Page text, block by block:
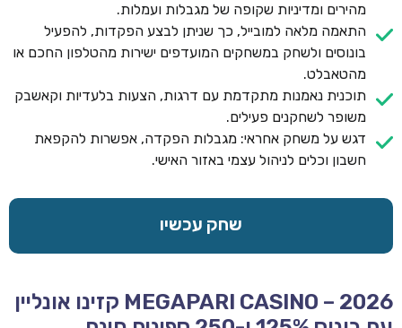
מהירים ומדיניות שקופה של מגבלות ועמלות.
התאמה מלאה למובייל, כך שניתן לבצע הפקדות, להפעיל
בונוסים ולשחק במשחקים המועדפים ישירות מהטלפון החכם או
מהטאבלט.
תוכנית נאמנות מתקדמת עם דרגות, הצעות בלעדיות וקאשבק
משופר לשחקנים פעילים.
דגש על משחק אחראי: מגבלות הפקדה, אפשרות להקפאת
חשבון וכלים לניהול עצמי באזור האישי.
שחק עכשיו
MEGAPARI CASINO – 2026 קזינו אונליין